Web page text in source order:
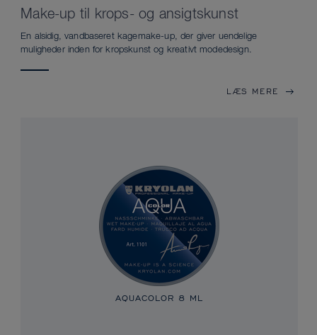
Make-up til krops- og ansigtskunst
En alsidig, vandbaseret kagemake-up, der giver uendelige
muligheder inden for kropskunst og kreativt modedesign.
LÆS MERE
AQUACOLOR 8 ML